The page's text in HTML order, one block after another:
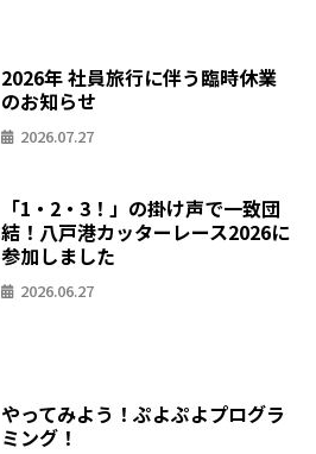
2026年 社員旅行に伴う臨時休業
のお知らせ
2026.07.27
「1・2・3！」の掛け声で一致団
結！八戸港カッターレース2026に
参加しました
2026.06.27
やってみよう！ぷよぷよプログラ
ミング！